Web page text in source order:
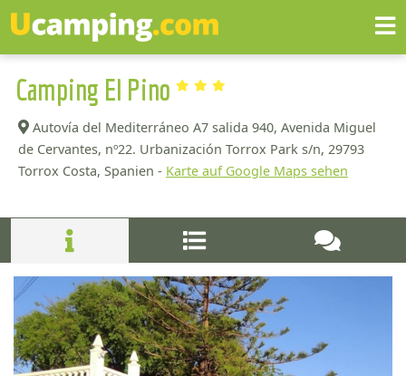
Camping El Pino
Autovía del Mediterráneo A7 salida 940, Avenida Miguel
de Cervantes, nº22. Urbanización Torrox Park s/n, 29793
Torrox Costa, Spanien - Karte auf Google Maps sehen